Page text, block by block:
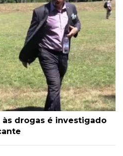
drogas é investigado